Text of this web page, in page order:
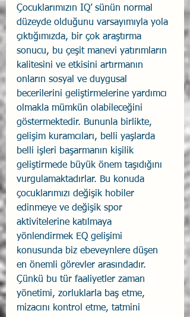
Çocuklarımızın IQ’ sünün normal
düzeyde olduğunu varsayımıyla yola
çıktığımızda, bir çok araştırma
sonucu, bu çeşit manevi yatırımların
kalitesini ve etkisini artırmanın
onların sosyal ve duygusal
becerilerini geliştirmelerine yardımcı
olmakla mümkün olabileceğini
göstermektedir. Bununla birlikte,
gelişim kuramcıları, belli yaşlarda
belli işleri başarmanın kişilik
geliştirmede büyük önem taşıdığını
vurgulamaktadırlar. Bu konuda
çocuklarımızı değişik hobiler
edinmeye ve değişik spor
aktivitelerine katılmaya
yönlendirmek EQ gelişimi
konusunda biz ebeveynlere düşen
en önemli görevler arasındadır.
Çünkü bu tür faaliyetler zaman
yönetimi, zorluklarla baş etme,
mizacını kontrol etme, tatmini